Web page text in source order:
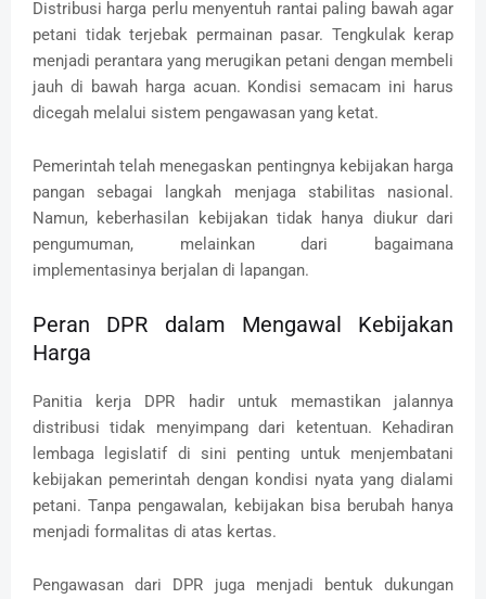
Distribusi harga perlu menyentuh rantai paling bawah agar
petani tidak terjebak permainan pasar. Tengkulak kerap
menjadi perantara yang merugikan petani dengan membeli
jauh di bawah harga acuan. Kondisi semacam ini harus
dicegah melalui sistem pengawasan yang ketat.
Pemerintah telah menegaskan pentingnya kebijakan harga
pangan sebagai langkah menjaga stabilitas nasional.
Namun, keberhasilan kebijakan tidak hanya diukur dari
pengumuman, melainkan dari bagaimana
implementasinya berjalan di lapangan.
Peran DPR dalam Mengawal Kebijakan
Harga
Panitia kerja DPR hadir untuk memastikan jalannya
distribusi tidak menyimpang dari ketentuan. Kehadiran
lembaga legislatif di sini penting untuk menjembatani
kebijakan pemerintah dengan kondisi nyata yang dialami
petani. Tanpa pengawalan, kebijakan bisa berubah hanya
menjadi formalitas di atas kertas.
Pengawasan dari DPR juga menjadi bentuk dukungan